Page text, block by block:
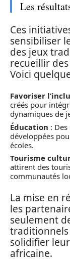
Les
Ces
sensibiliser
des jeux
recueillir
Voici
Favoriser
créés pour
dynamiques de
Éducation :
développées
écoles.
Tourisme
attirent des
communautés
La mise en
les
seulement
traditionnels
solidifier
africaine.